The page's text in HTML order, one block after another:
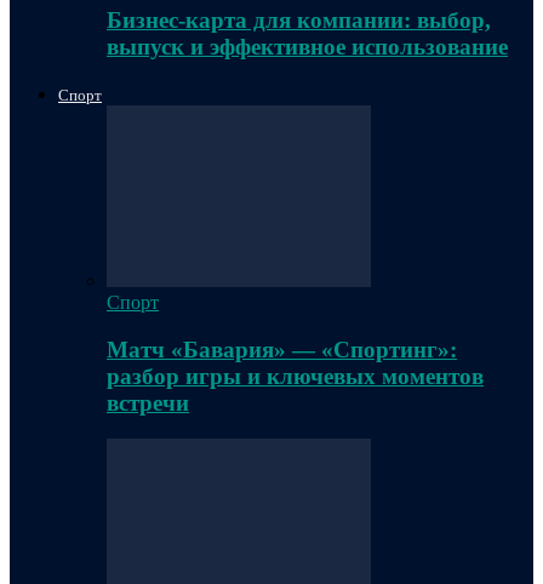
Бизнес-карта для компании: выбор,
выпуск и эффективное использование
Спорт
Спорт
Матч «Бавария» — «Спортинг»:
разбор игры и ключевых моментов
встречи